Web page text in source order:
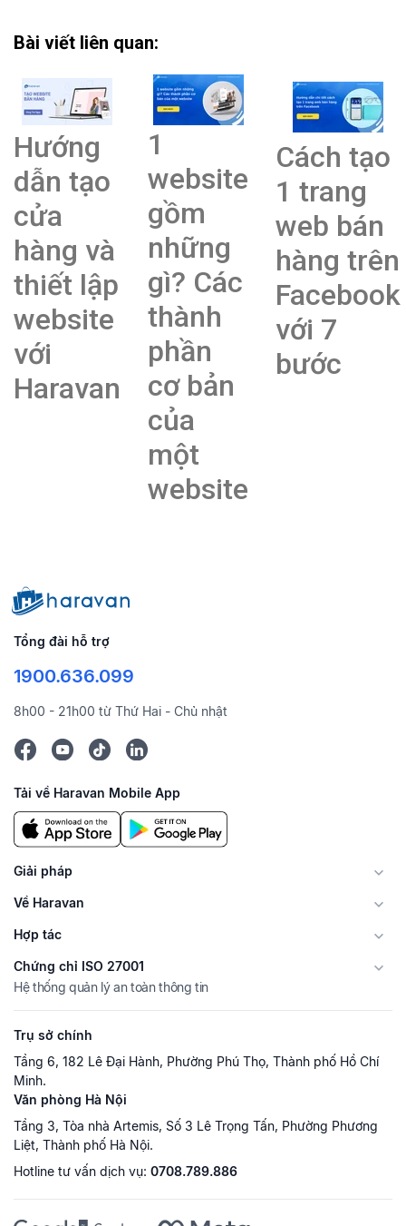
Bài viết liên quan:
Hướng
dẫn tạo
cửa
hàng và
thiết lập
website
với
Haravan
1
website
gồm
những
gì? Các
thành
phần
cơ bản
của
một
website
Cách tạo
1 trang
web bán
hàng trên
Facebook
với 7
bước
Tổng đài hỗ trợ
1900.636.099
8h00 - 21h00 từ Thứ Hai - Chủ nhật
Tải về Haravan Mobile App
Giải pháp
Về Haravan
Hợp tác
Chứng chỉ ISO 27001
Hệ thống quản lý an toàn thông tin
Trụ sở chính
Tầng 6, 182 Lê Đại Hành, Phường Phú Thọ, Thành phố Hồ Chí
Minh.
Văn phòng Hà Nội
Tầng 3, Tòa nhà Artemis, Số 3 Lê Trọng Tấn, Phường Phương
Liệt, Thành phố Hà Nội.
Hotline tư vấn dịch vụ: 0708.789.886